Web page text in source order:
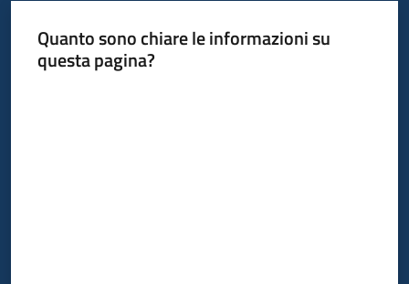
Quanto sono chiare le informazioni su
questa pagina?